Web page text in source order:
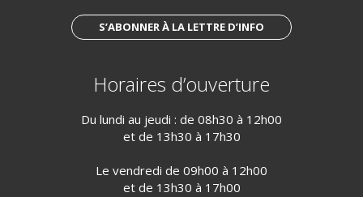
S’ABONNER À LA LETTRE D’INFO
Horaires d’ouverture
Du lundi au jeudi : de 08h30 à 12h00
et de 13h30 à 17h30
Le vendredi de 09h00 à 12h00
et de 13h30 à 17h00